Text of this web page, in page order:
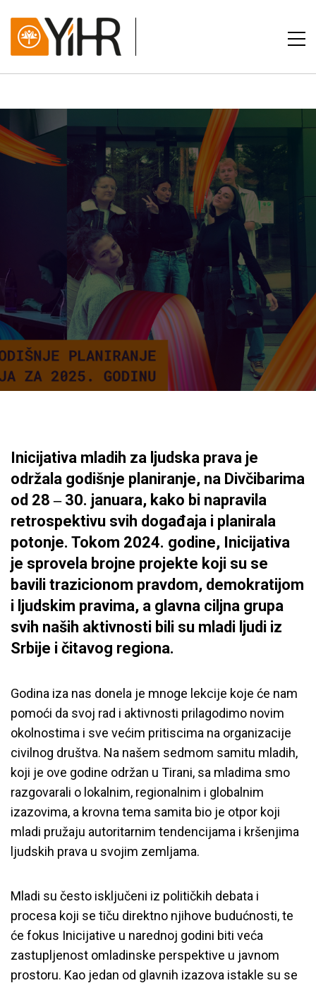
Inicijativa mladih za ljudska prava je
održala godišnje planiranje, na Divčibarima
od 28 ‒ 30. januara, kako bi napravila
retrospektivu svih događaja i planirala
potonje. Tokom 2024. godine, Inicijativa
je sprovela brojne projekte koji su se
bavili trazicionom pravdom, demokratijom
i ljudskim pravima, a glavna ciljna grupa
svih naših aktivnosti bili su mladi ljudi iz
Srbije i čitavog regiona.
Godina iza nas donela je mnoge lekcije koje će nam
pomoći da svoj rad i aktivnosti prilagodimo novim
okolnostima i sve većim pritiscima na organizacije
civilnog društva. Na našem sedmom samitu mladih,
koji je ove godine održan u Tirani, sa mladima smo
razgovarali o lokalnim, regionalnim i globalnim
izazovima, a krovna tema samita bio je otpor koji
mladi pružaju autoritarnim tendencijama i kršenjima
ljudskih prava u svojim zemljama.
Mladi su često isključeni iz političkih debata i
procesa koji se tiču direktno njihove budućnosti, te
će fokus Inicijative u narednoj godini biti veća
zastupljenost omladinske perspektive u javnom
prostoru. Kao jedan od glavnih izazova istakle su se